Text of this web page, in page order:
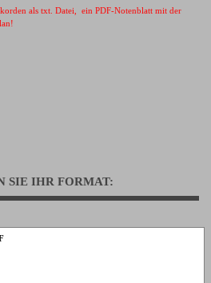
als txt. Datei, ein PDF-Notenblatt mit der
SIE IHR FORMAT: